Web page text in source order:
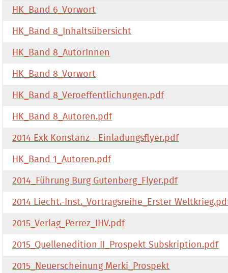
HK_Band 6_Vorwort
HK_Band 8_Inhaltsübersicht
HK_Band 8_AutorInnen
HK_Band 8_Vorwort
HK_Band 8_Veroeffentlichungen.pdf
HK_Band 8_Autoren.pdf
2014 Exk Konstanz - Einladungsflyer.pdf
HK_Band 1_Autoren.pdf
2014_Führung Burg Gutenberg_Flyer.pdf
2014 Liecht.-Inst._Vortragsreihe_Erster
2015_Verlag_Perrez_IHV.pdf
2015_Quellenedition II_Prospekt Subskription.pdf
2015_Neuerscheinung Merki_Prospekt